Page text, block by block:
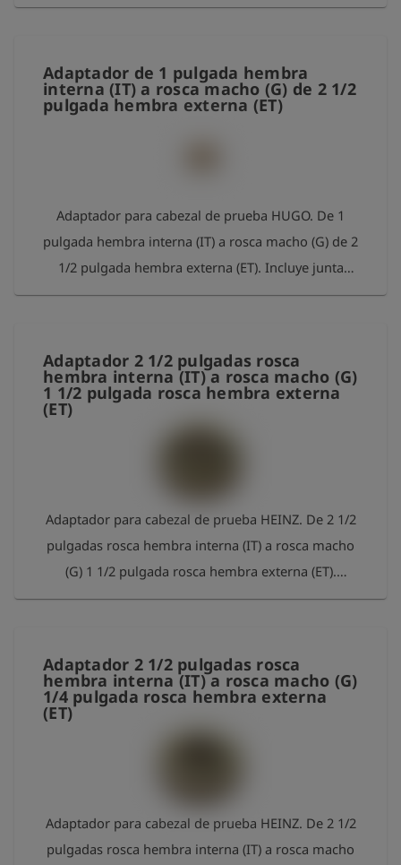
Adaptador de 1 pulgada hembra
interna (IT) a rosca macho (G) de 2 1/2
pulgada hembra externa (ET)
Adaptador para cabezal de prueba HUGO. De 1
pulgada hembra interna (IT) a rosca macho (G) de 2
1/2 pulgada hembra externa (ET). Incluye junta
tórica. Material: latón
Adaptador 2 1/2 pulgadas rosca
hembra interna (IT) a rosca macho (G)
1 1/2 pulgada rosca hembra externa
(ET)
Adaptador para cabezal de prueba HEINZ. De 2 1/2
pulgadas rosca hembra interna (IT) a rosca macho
(G) 1 1/2 pulgada rosca hembra externa (ET).
Incluye junta tórica. Material: latón
Adaptador 2 1/2 pulgadas rosca
hembra interna (IT) a rosca macho (G)
1/4 pulgada rosca hembra externa
(ET)
Adaptador para cabezal de prueba HEINZ. De 2 1/2
pulgadas rosca hembra interna (IT) a rosca macho